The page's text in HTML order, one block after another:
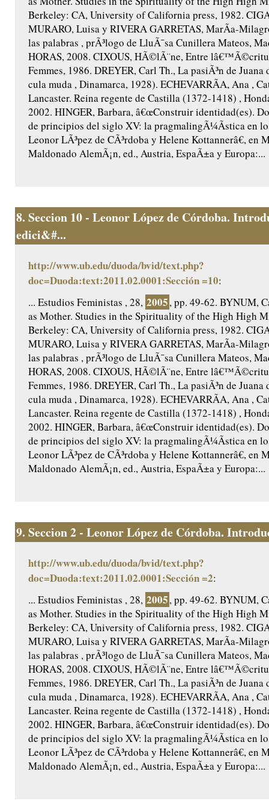
Berkeley: CA, University of California press, 1982.
MURARO, Luisa y RIVERA GARRETAS, MarÃ­a-
las palabras , prÃ³logo de LluÃ¯sa Cunillera Mateos,
HORAS, 2008. CIXOUS, HÃ©lÃ¨ne, Entre
Femmes, 1986. DREYER, Carl Th., La pasiÃ³n de
cula muda , Dinamarca, 1928). ECHEVARRÃA, Ana ,
Lancaster. Reina regente de Castilla (1372-1418) ,
2002. HINGER, Barbara, â€œConstruir identidad(es).
de principios del siglo XV: la pragmalingÃ¼Ã­stica en
Leonor LÃ³pez de CÃ³rdoba y Helene Kottannerâ€, en
Maldonado AlemÃ¡n, ed., Austria, EspaÃ±a y Europa:...
8. Seccion 10 - Leonor López de Córdoba.
edici&#...
http://www.ub.edu/duoda/bvid/text.php?
doc=Duoda:text:2011.02.0001:Sección =10:
... Estudios Feministas , 28, 2005, pp. 49-62. BYNUM,
as Mother. Studies in the Spirituality of the High High
Berkeley: CA, University of California press, 1982.
MURARO, Luisa y RIVERA GARRETAS, MarÃ­a-
las palabras , prÃ³logo de LluÃ¯sa Cunillera Mateos,
HORAS, 2008. CIXOUS, HÃ©lÃ¨ne, Entre
Femmes, 1986. DREYER, Carl Th., La pasiÃ³n de
cula muda , Dinamarca, 1928). ECHEVARRÃA, Ana ,
Lancaster. Reina regente de Castilla (1372-1418) ,
2002. HINGER, Barbara, â€œConstruir identidad(es).
de principios del siglo XV: la pragmalingÃ¼Ã­stica en
Leonor LÃ³pez de CÃ³rdoba y Helene Kottannerâ€, en
Maldonado AlemÃ¡n, ed., Austria, EspaÃ±a y Europa:...
9. Seccion 2 - Leonor López de Córdoba.
http://www.ub.edu/duoda/bvid/text.php?
doc=Duoda:text:2011.02.0001:Sección =2:
... Estudios Feministas , 28, 2005, pp. 49-62. BYNUM,
as Mother. Studies in the Spirituality of the High High
Berkeley: CA, University of California press, 1982.
MURARO, Luisa y RIVERA GARRETAS, MarÃ­a-
las palabras , prÃ³logo de LluÃ¯sa Cunillera Mateos,
HORAS, 2008. CIXOUS, HÃ©lÃ¨ne, Entre
Femmes, 1986. DREYER, Carl Th., La pasiÃ³n de
cula muda , Dinamarca, 1928). ECHEVARRÃA, Ana ,
Lancaster. Reina regente de Castilla (1372-1418) ,
2002. HINGER, Barbara, â€œConstruir identidad(es).
de principios del siglo XV: la pragmalingÃ¼Ã­stica en
Leonor LÃ³pez de CÃ³rdoba y Helene Kottannerâ€, en
Maldonado AlemÃ¡n, ed., Austria, EspaÃ±a y Europa:...